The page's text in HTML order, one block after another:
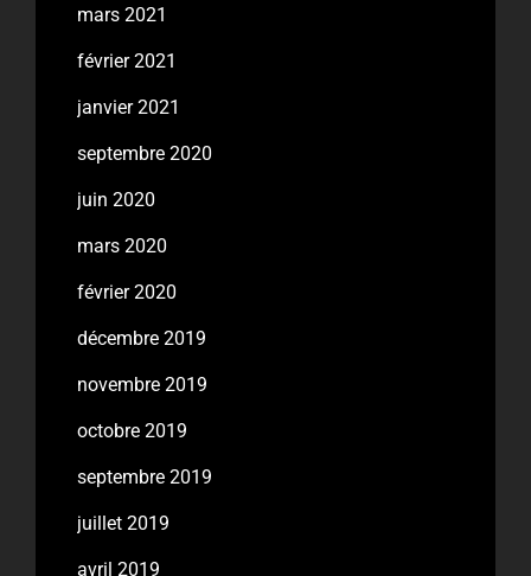
mars 2021
février 2021
janvier 2021
septembre 2020
juin 2020
mars 2020
février 2020
décembre 2019
novembre 2019
octobre 2019
septembre 2019
juillet 2019
avril 2019